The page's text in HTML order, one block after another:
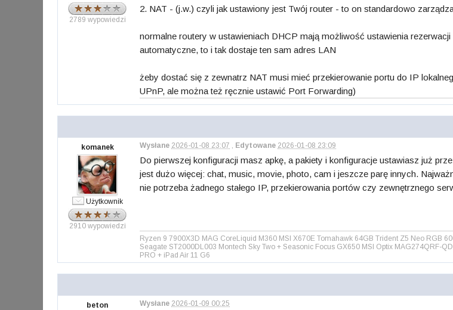
2789 wypowiedzi
2. NAT - (j.w.) czyli jak ustawiony jest Twój router - to on standardowo
normalne routery w ustawieniach DHCP mają możliwość ustawienia
automatyczne, to i tak dostaje ten sam adres LAN
żeby dostać się z zewnatrz NAT musi mieć przekierowanie portu do IP
UPnP, ale można też ręcznie ustawić Port Forwarding)
komanek
Użytkownik
2910 wypowiedzi
Wysłane 2026-01-08 23:07 , Edytowane 2026-01-08 23:09
Do pierwszej konfiguracji masz apkę, a pakiety i konfiguracje ustawiasz już
jest dużo więcej: chat, music, movie, photo, cam i jeszcze parę innych.
nie potrzeba żadnego stałego IP, przekierowania portów czy zewnętrznego
Ryzen 9 7900X3D MAG CoreLiquid M360 MSI X670E Tomahawk 64GB Trident Z5 Neo RGB
Seagate ST2000DL003 Montech Sky Two + Seasonic Focus GX650 MSI Optix MAG274QRF-
PRO + iPad Air 11 G6
beton Wysłane 2026-01-09 00:25